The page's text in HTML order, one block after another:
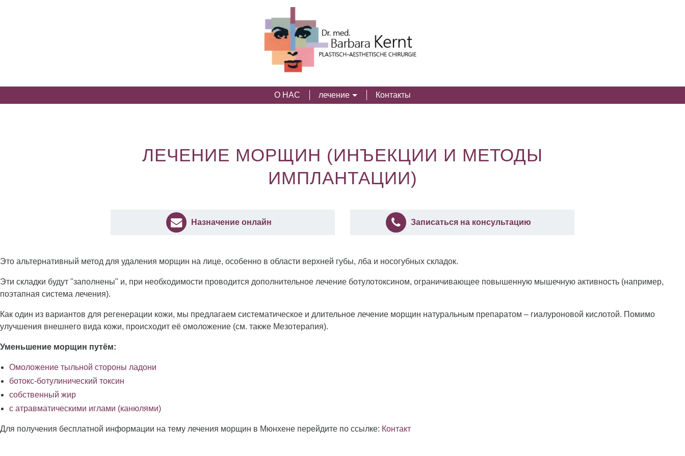
О НАС лечение Контакты
ЛЕЧЕНИЕ МОРЩИН (ИНЪЕКЦИИ И МЕТОДЫ
ИМПЛАНТАЦИИ)
Назначение онлайн Записаться на консультацию
Это альтернативный метод для удаления морщин на лице, особенно в области верхней губы, лба и носогубных складок.
Эти складки будут "заполнены" и, при необходимости проводится дополнительное лечение ботулотоксином, ограничивающее повышенную мышечную активность (например,
поэтапная система лечения).
Как один из вариантов для регенерации кожи, мы предлагаем систематическое и длительное лечение морщин натуральным препаратом – гиалуроновой кислотой. Помимо
улучшения внешнего вида кожи, происходит её омоложение (см. также Мезотерапия).
Уменьшение морщин путём:
Омоложение тыльной стороны ладони
ботокс-ботулинический токсин
собственный жир
с атравматическими иглами (канюлями)
Для получения бесплатной информации на тему лечения морщин в Мюнхене перейдите по ссылке: Контакт